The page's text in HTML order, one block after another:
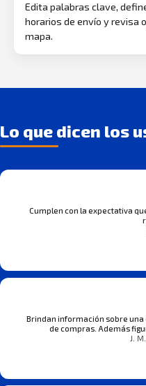
Edita palabras clave,
horarios de envío y revisa
mapa.
Lo que dicen los
Cumplen con la expectativa
Brindan información sobre
de compras. Además
J.